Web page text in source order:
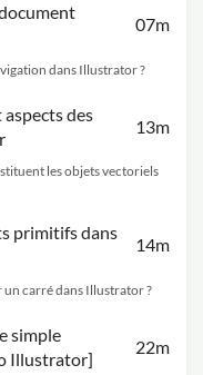
07m
dans Illustrator ?
aspects des
13m
les objets vectoriels
primitifs dans
14m
un carré dans Illustrator ?
simple
Illustrator]
22m